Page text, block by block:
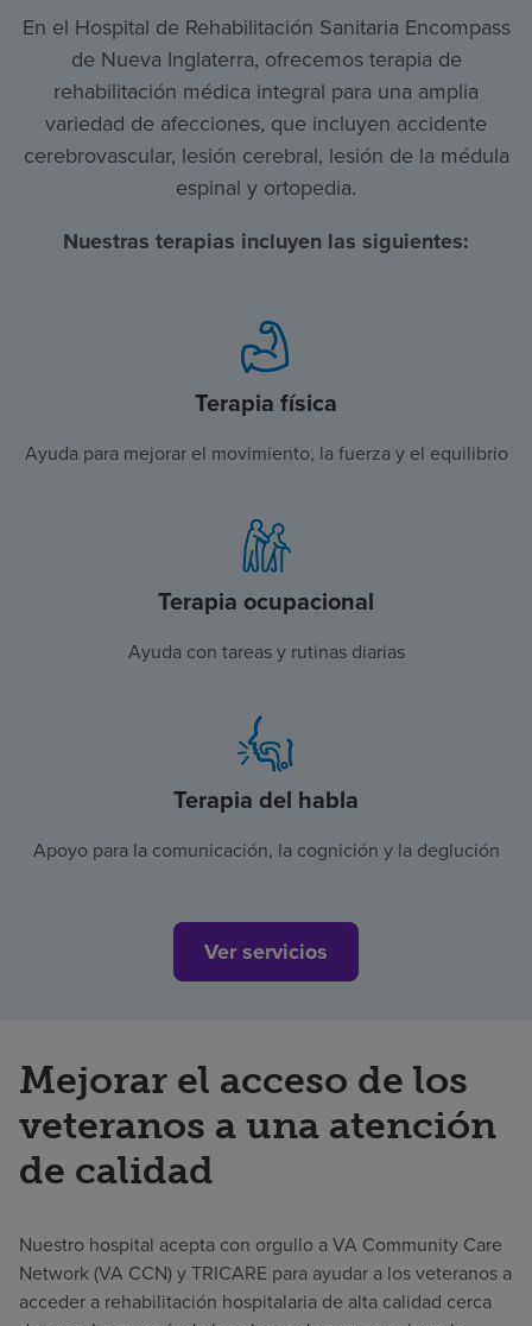
En el Hospital de Rehabilitación Sanitaria Encompass
de Nueva Inglaterra, ofrecemos terapia de
rehabilitación médica integral para una amplia
variedad de afecciones, que incluyen accidente
cerebrovascular, lesión cerebral, lesión de la médula
espinal y ortopedia.
Nuestras terapias incluyen las siguientes:
Terapia física
Ayuda para mejorar el movimiento, la fuerza y el equilibrio
Terapia ocupacional
Ayuda con tareas y rutinas diarias
Terapia del habla
Apoyo para la comunicación, la cognición y la deglución
Ver servicios
Mejorar el acceso de los
veteranos a una atención
de calidad
Nuestro hospital acepta con orgullo a VA Community Care
Network (VA CCN) y TRICARE para ayudar a los veteranos a
acceder a rehabilitación hospitalaria de alta calidad cerca